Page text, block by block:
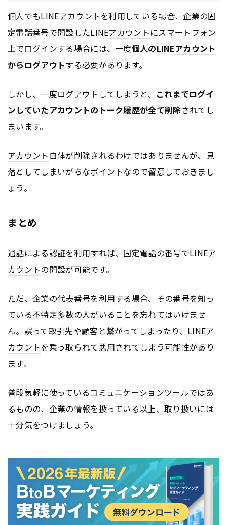
個人でもLINEアカウントを利用している場合、企業の固
定電話番号で開設したLINEアカウントにスマートフォン
上でログインする場合には、一度個人のLINEアカウント
からログアウトする必要があります。
しかし、一度ログアウトしてしまうと、 これまでログイ
ンしていたアカウントのトーク履歴が全て削除されてし
まいます。
アカウント 自体が削除されるわけではありませんが、見
落としてしまいがちなポイントなので留意しておきまし
ょう。
まとめ
通話による認証を利用すれば、固定電話の番号でLINEア
カウントの開設が可能です。
ただ、企業の代表番号を利用する場合、その番号を知っ
ている不特定多数の人がいることを忘れてはいけませ
ん。誤って取引先や顧客と繋がってしまったり、LINEア
カウントを乗っ取られて悪用されてしまう可能性があり
ます。
普段気軽に使っているコミュニケーションツールではあ
るものの、企業の情報を扱っている以上、取り扱いには
十分気をつけましょう。